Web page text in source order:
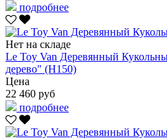
подробнее
Нет на складе
Le Toy Van Деревянный
дерево" (H150)
Цена
22 460 руб
подробнее